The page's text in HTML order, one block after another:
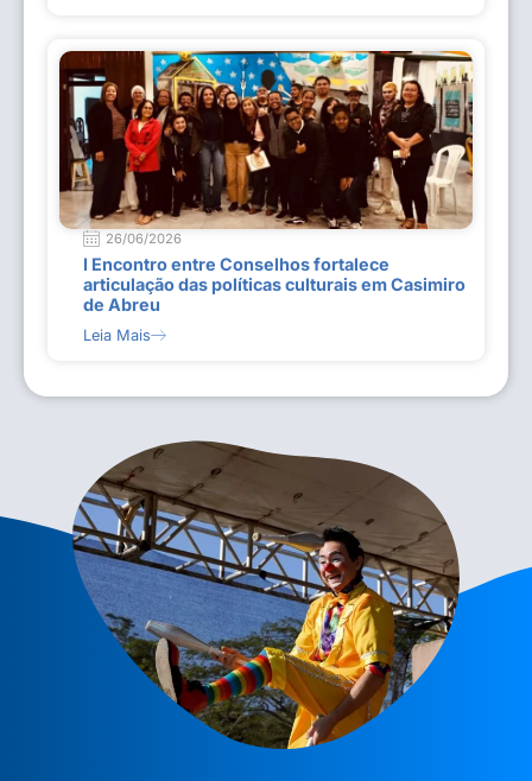
26/06/2026
I Encontro entre Conselhos fortalece
articulação das políticas culturais em Casimiro
de Abreu
Leia Mais